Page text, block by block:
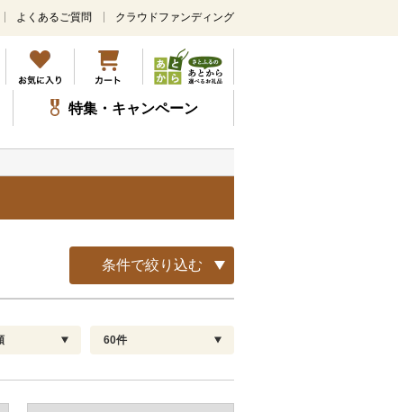
メ
ン
コ
ン
テ
ツ
ッ
よくあるご質問 クラウドファンディング
特集・キャンペーン
条件で絞り込む
配送指定 解除
お届け日時指定可
お届け時間帯指定可
60件
60